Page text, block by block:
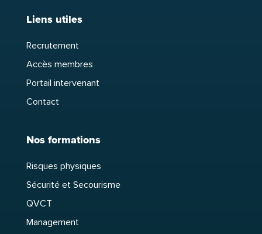
Liens utiles
Recrutement
Accès membres
Portail intervenant
Contact
Nos formations
Risques physiques
Sécurité et Secourisme
QVCT
Management